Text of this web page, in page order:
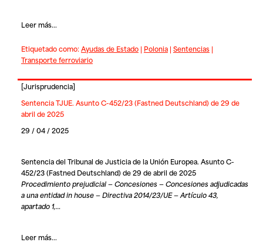
Leer más...
Etiquetado como:Ayudas de Estado| Polonia| Sentencias|
Transporte ferroviario
[Jurisprudencia]
Sentencia TJUE. Asunto C-452/23 (Fastned Deutschland) de 29 de
abril de 2025
29 / 04 / 2025
Sentencia del Tribunal de Justicia de la Unión Europea. Asunto C-
452/23 (Fastned Deutschland) de 29 de abril de 2025
Procedimiento prejudicial — Concesiones — Concesiones adjudicadas
a una entidad in house — Directiva 2014/23/UE — Artículo 43,
apartado 1,…
Leer más...